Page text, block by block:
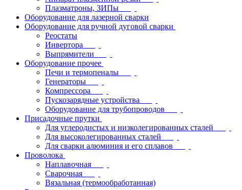
Плазматроны, ЗИПы
Оборудование для лазерной сварки
Оборудование для ручной дуговой сварки
Реостаты
Инвертора
Выпрямители
Оборудование прочее
Печи и термопеналы
Генераторы
Компрессора
Пускозарядные устройства
Оборудование для трубопроводов
Присадочные прутки
Для углеродистых и низколегированных сталей
Для высоколегированных сталей
Для сварки алюминия и его сплавов
Проволока
Наплавочная
Сварочная
Вязальная (термообработанная)